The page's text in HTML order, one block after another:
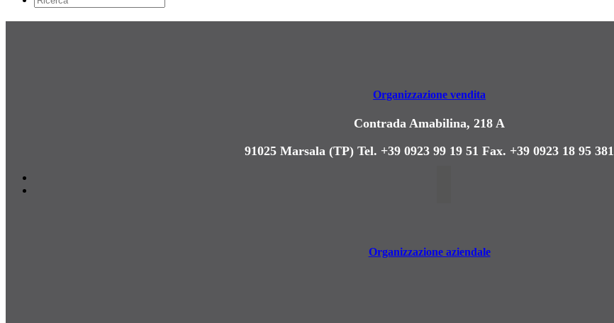
Organizzazione vendita
Contrada Amabilina, 218 A
91025 Marsala (TP) Tel. +39 0923 99 19 51 Fax. +39 0923 18 95 381
Organizzazione aziendale